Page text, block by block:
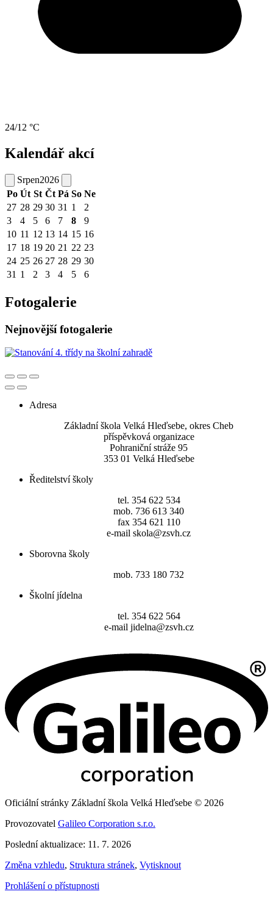
24/12 °C
Kalendář akcí
Srpen2026
Po Út St Čt Pá So Ne
27 28 29 30 31 1
2
3
4 5 6 7 8
9
10 11 12 13 14 15 16
17 18 19 20 21 22 23
24 25 26 27 28 29 30
31 1 2 3 4 5 6
Fotogalerie
Nejnovější fotogalerie
Adresa
Základní škola Velká Hleďsebe, okres Cheb
příspěvková organizace
Pohraniční stráže 95
353 01 Velká Hleďsebe
Ředitelství školy
tel. 354 622 534
mob. 736 613 340
fax 354 621 110
e-mail skola@zsvh.cz
Sborovna školy
mob. 733 180 732
Školní jídelna
tel. 354 622 564
e-mail jidelna@zsvh.cz
Oficiální stránky Základní škola Velká Hleďsebe © 2026
Provozovatel Galileo Corporation s.r.o.
Poslední aktualizace: 11. 7. 2026
Změna vzhledu, Struktura stránek, Vytisknout
Prohlášení o přístupnosti